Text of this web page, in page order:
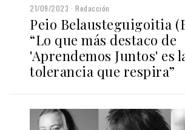
21/09/2023 Redacción
Peio Belausteguigoitia
“Lo que más destaco de
'Aprendemos Juntos' es
tolerancia que respira”